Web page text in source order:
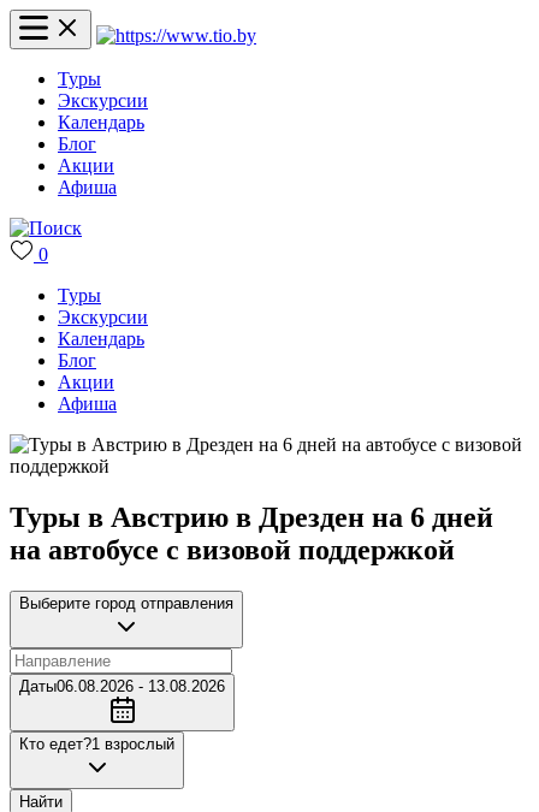
Туры
Экскурсии
Календарь
Блог
Акции
Афиша
0
Туры
Экскурсии
Календарь
Блог
Акции
Афиша
Туры в Австрию в Дрезден на 6 дней
на автобусе с визовой поддержкой
Выберите город отправления
Даты06.08.2026 - 13.08.2026
Кто едет?1 взрослый
Найти